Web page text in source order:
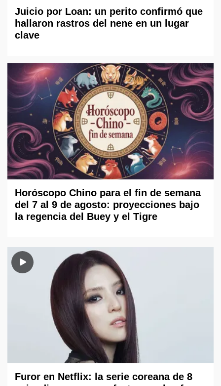
Juicio por Loan: un perito confirmó que
hallaron rastros del nene en un lugar
clave
Horóscopo Chino para el fin de semana
del 7 al 9 de agosto: proyecciones bajo
la regencia del Buey y el Tigre
Furor en Netflix: la serie coreana de 8